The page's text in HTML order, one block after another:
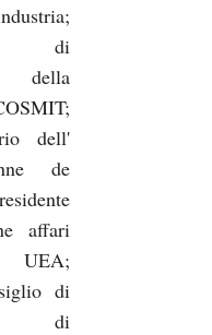
di
della
dell'
de
affari
di
di